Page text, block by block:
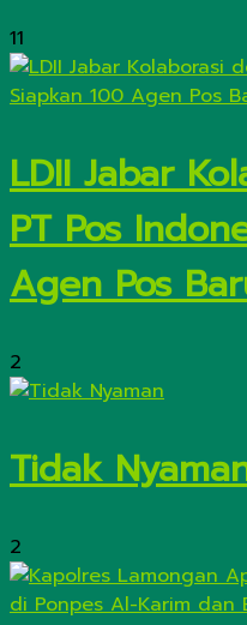
11
LDII Jabar
PT Pos
Agen Pos
2
Tidak
2